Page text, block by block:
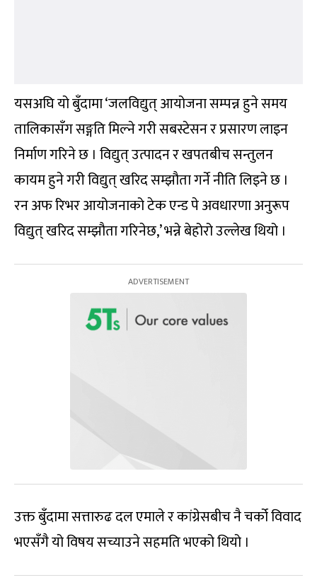
यसअघि यो बुँदामा ‘जलविद्युत् आयोजना सम्पन्न हुने समय
तालिकासँग सङ्गति मिल्ने गरी सबस्टेसन र प्रसारण लाइन
निर्माण गरिने छ । विद्युत् उत्पादन र खपतबीच सन्तुलन
कायम हुने गरी विद्युत् खरिद सम्झौता गर्ने नीति लिइने छ ।
रन अफ रिभर आयोजनाको टेक एन्ड पे अवधारणा अनुरूप
विद्युत् खरिद सम्झौता गरिनेछ,’ भन्ने बेहोरो उल्लेख थियो ।
उक्त बुँदामा सत्तारुढ दल एमाले र कांग्रेसबीच नै चर्को विवाद
भएसँगै यो विषय सच्याउने सहमति भएको थियो ।